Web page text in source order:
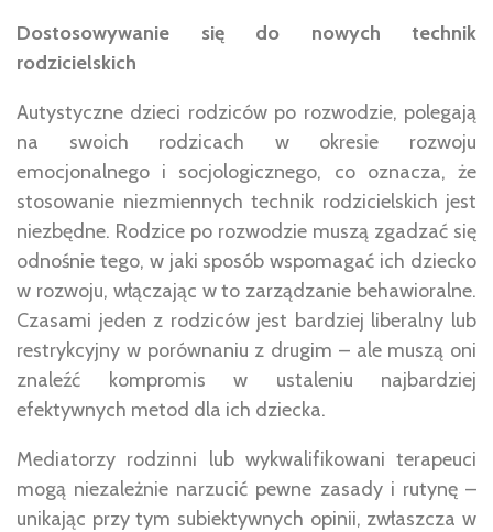
Dostosowywanie się do nowych technik
rodzicielskich
Autystyczne dzieci rodziców po rozwodzie, polegają
na swoich rodzicach w okresie rozwoju
emocjonalnego i socjologicznego, co oznacza, że
stosowanie niezmiennych technik rodzicielskich jest
niezbędne. Rodzice po rozwodzie muszą zgadzać się
odnośnie tego, w jaki sposób wspomagać ich dziecko
w rozwoju, włączając w to zarządzanie behawioralne.
Czasami jeden z rodziców jest bardziej liberalny lub
restrykcyjny w porównaniu z drugim – ale muszą oni
znaleźć kompromis w ustaleniu najbardziej
efektywnych metod dla ich dziecka.
Mediatorzy rodzinni lub wykwalifikowani terapeuci
mogą niezależnie narzucić pewne zasady i rutynę –
unikając przy tym subiektywnych opinii, zwłaszcza w